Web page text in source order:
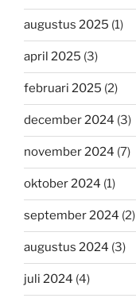
augustus 2025 (1)
april 2025 (3)
februari 2025 (2)
december 2024 (3)
november 2024 (7)
oktober 2024 (1)
september 2024 (2)
augustus 2024 (3)
juli 2024 (4)